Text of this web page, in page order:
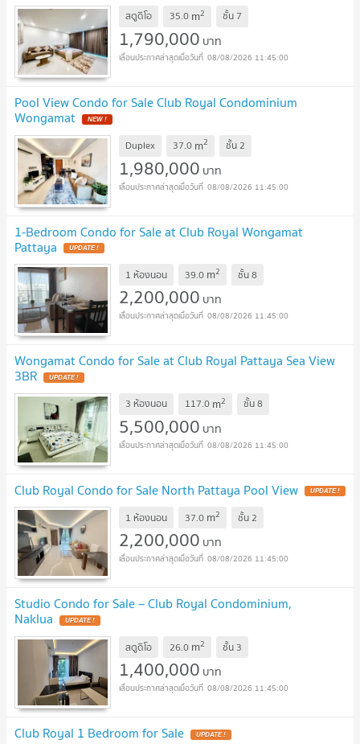
สตูดิโอ 35.0 m2 ชั้น 7
1,790,000 บาท
08/08/2026 11:45:00
Pool View Condo for Sale Club Royal Condominium
Wongamat
Duplex 37.0 m2 ชั้น2
1,980,000 บาท
08/08/2026 11:45:00
1-Bedroom Condo for Sale at Club Royal Wongamat
Pattaya
1 ห้องนอน 39.0 m2 ชั้น8
2,200,000 บาท
08/08/2026 11:45:00
Wongamat Condo for Sale at Club Royal Pattaya Sea View
3BR
3 ห้องนอน 117.0 m2 ชั้น8
5,500,000 บาท
08/08/2026 11:45:00
Club Royal Condo for Sale North Pattaya Pool View
1 ห้องนอน 37.0 m2 ชั้น2
2,200,000 บาท
08/08/2026 11:45:00
Studio Condo for Sale – Club Royal Condominium,
Naklua
สตูดิโอ 26.0 m2 ชั้น 3
1,400,000 บาท
08/08/2026 11:45:00
Club Royal 1 Bedroom for Sale